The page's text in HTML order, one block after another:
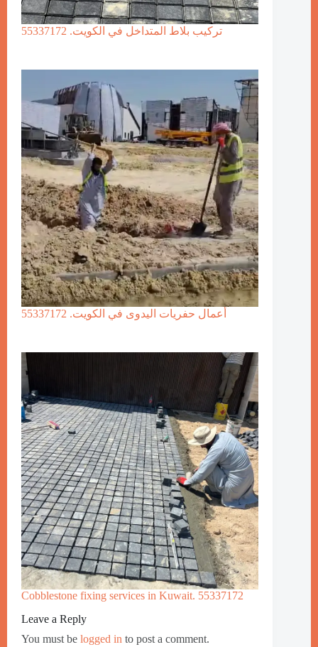
تركيب بلاط المتداخل في الكويت. 55337172
أعمال حفريات اليدوى في الكويت. 55337172
Cobblestone fixing services in Kuwait. 55337172
Leave a Reply
You must be logged in to post a comment.